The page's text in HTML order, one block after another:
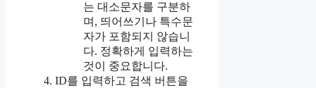
는 대소문자를 구분하
며, 띄어쓰기나 특수문
자가 포함되지 않습니
다. 정확하게 입력하는
것이 중요합니다.
ID를 입력하고 검색 버튼을